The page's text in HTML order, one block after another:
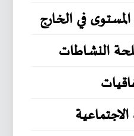
في الخارج
النشاطات